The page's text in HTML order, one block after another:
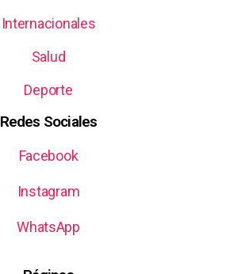
Internacionales
Salud
Deporte
Redes Sociales
Facebook
Instagram
WhatsApp